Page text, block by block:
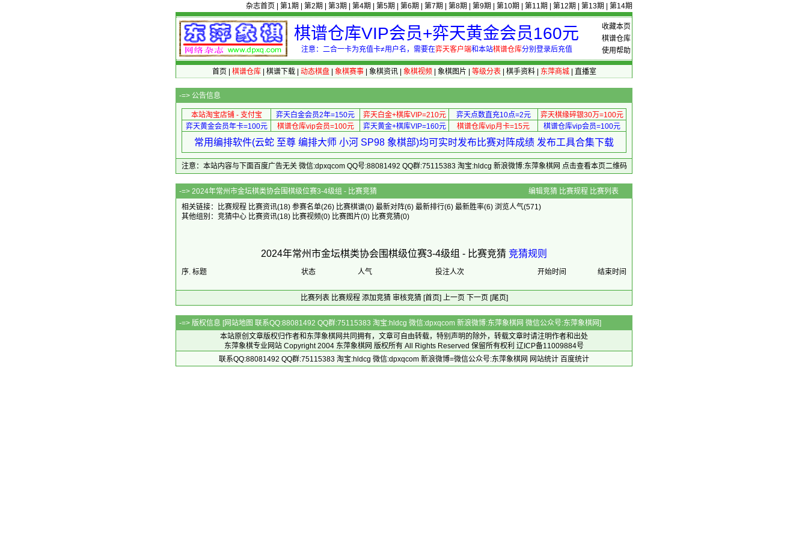
杂志首页 第1期 第2期 第3期 第4期 第5期 第6期 第7期 第8期 第9期 第10期 第11期 第12期 第13期 第14期
收藏本页
棋谱仓库
使用帮助
棋谱仓库VIP会员+弈天黄金会员160元
注意：二合一卡为充值卡≠用户名，需要在弈天客户端和本站棋谱仓库分别登录后充值
首页 棋谱仓库| 棋谱下载| 动态棋盘| 象棋赛事| 象棋资讯| 象棋视频 象棋图片 等级分表| 棋手资料| 东萍商城| 直播室
-=> 公告信息
本站淘宝店铺 - 支付宝 弈天白金会员2年=150元 弈天白金+棋库VIP=210元 弈天点数直充10点=2元
弈天棋缘碎银30万=100元
弈天黄金会员年卡=100元
棋谱仓库vip会员=100元 弈天黄金+棋库VIP=160元 棋谱仓库vip月卡=15元 棋谱仓库vip会员=100元
常用编排软件(云蛇 至尊 编排大师 小河 SP98 象棋部)均可实时发布比赛对阵成绩 发布工具合集下载
注意：本站内容与下面百度广告无关 微信:dpxqcom QQ号:88081492 QQ群:75115383 淘宝:hldcg 新浪微博:东萍象棋网 点击查看本页二维码
-=> 2024年常州市金坛棋类协会围棋级位赛3-4级组 - 比赛竞猜 编辑竞猜 比赛规程 比赛列表
相关链接：
比赛规程 比赛资讯(18) 参赛名单(26) 比赛棋谱(0) 最新对阵(6) 最新排行(6) 最新胜率(6) 浏览人气(571)
其他组别： 竞猜中心 比赛资讯(18) 比赛视频(0) 比赛图片(0) 比赛竞猜(0)
2024年常州市金坛棋类协会围棋级位赛3-4级组 - 比赛竞猜 竞猜规则
序. 标题 状态 人气 投注人次 开始时间 结束时间
比赛列表 比赛规程 添加竞猜 审核竞猜 [首页] 上一页 下一页 [尾页]
-=> 版权信息 [网站地图 联系QQ:88081492 QQ群:75115383 淘宝:hldcg 微信:dpxqcom 新浪微博:东萍象棋网 微信公众号:东萍象棋网]
本站原创文章版权归作者和 东萍象棋网共同拥有，文章可自由转载，特别声明的除外，转载文章时请注明作者和出处
东萍象棋专业网站 Copyright 2004 东萍象棋网 版权所有 All Rights Reserved 保留所有权利 辽ICP备11009884号
联系QQ:88081492 QQ群:75115383 淘宝:hldcg 微信:dpxqcom 新浪微博=微信公众号:东萍象棋网 网站统计 百度统计